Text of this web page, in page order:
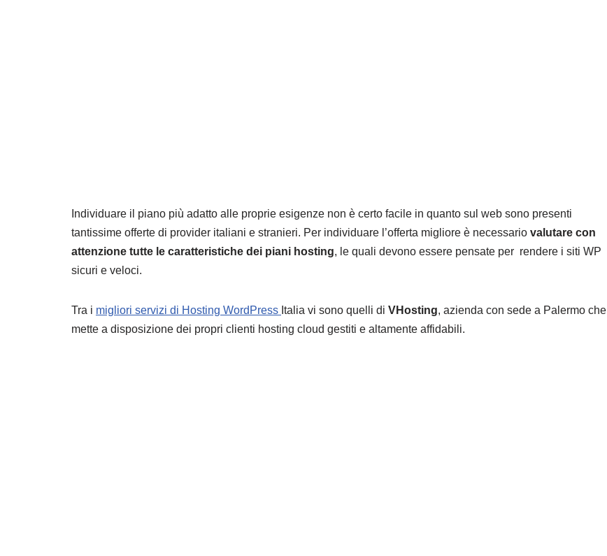
Individuare il piano più adatto alle proprie esigenze non è certo facile in quanto sul web sono presenti
tantissime offerte di provider italiani e stranieri. Per individuare l’offerta migliore è necessario valutare con
attenzione tutte le caratteristiche dei piani hosting, le quali devono essere pensate per rendere i siti WP
sicuri e veloci.
Tra i migliori servizi di Hosting WordPress Italia vi sono quelli di VHosting, azienda con sede a Palermo che
mette a disposizione dei propri clienti hosting cloud gestiti e altamente affidabili.